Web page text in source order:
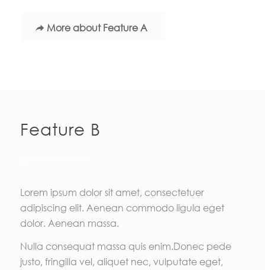
More about Feature A
Feature B
Lorem ipsum dolor sit amet, consectetuer
adipiscing elit. Aenean commodo ligula eget
dolor. Aenean massa.
Nulla consequat massa quis enim.Donec pede
justo, fringilla vel, aliquet nec, vulputate eget,